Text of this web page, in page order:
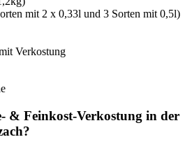
mit 2 x 0,33l und 3 Sorten mit 0,5l)
Verkostung
& Feinkost-Verkostung in der